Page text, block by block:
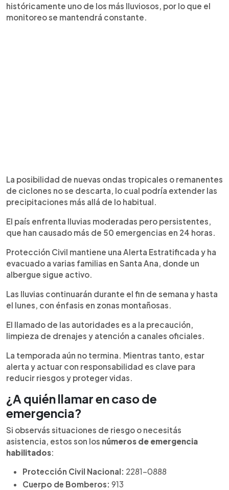
históricamente uno de los más lluviosos, por lo que el
monitoreo se mantendrá constante.
La posibilidad de nuevas ondas tropicales o remanentes
de ciclones no se descarta, lo cual podría extender las
precipitaciones más allá de lo habitual.
El país enfrenta lluvias moderadas pero persistentes,
que han causado más de 50 emergencias en 24 horas.
Protección Civil mantiene una Alerta Estratificada y ha
evacuado a varias familias en Santa Ana, donde un
albergue sigue activo.
Las lluvias continuarán durante el fin de semana y hasta
el lunes, con énfasis en zonas montañosas.
El llamado de las autoridades es a la precaución,
limpieza de drenajes y atención a canales oficiales.
La temporada aún no termina. Mientras tanto, estar
alerta y actuar con responsabilidad es clave para
reducir riesgos y proteger vidas.
¿A quién llamar en caso de
emergencia?
Si observás situaciones de riesgo o necesitás
asistencia, estos son los números de emergencia
habilitados:
Protección Civil Nacional: 2281-0888
Cuerpo de Bomberos: 913